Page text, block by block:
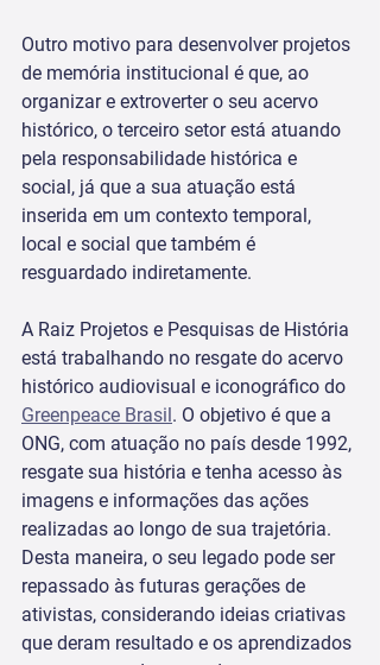
Outro motivo para desenvolver projetos
de memória institucional é que, ao
organizar e extroverter o seu acervo
histórico, o terceiro setor está atuando
pela responsabilidade histórica e
social, já que a sua atuação está
inserida em um contexto temporal,
local e social que também é
resguardado indiretamente.
A Raiz Projetos e Pesquisas de História
está trabalhando no resgate do acervo
histórico audiovisual e iconográfico do
Greenpeace Brasil. O objetivo é que a
ONG, com atuação no país desde 1992,
resgate sua história e tenha acesso às
imagens e informações das ações
realizadas ao longo de sua trajetória.
Desta maneira, o seu legado pode ser
repassado às futuras gerações de
ativistas, considerando ideias criativas
que deram resultado e os aprendizados